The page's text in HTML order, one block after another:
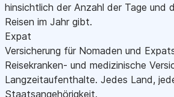
hinsichtlich der Anzahl der Tage und
Reisen im Jahr gibt.
Expat
Versicherung für Nomaden und
Reisekranken- und medizinische
Langzeitaufenthalte. Jedes Land,
Staatsangehörigkeit.